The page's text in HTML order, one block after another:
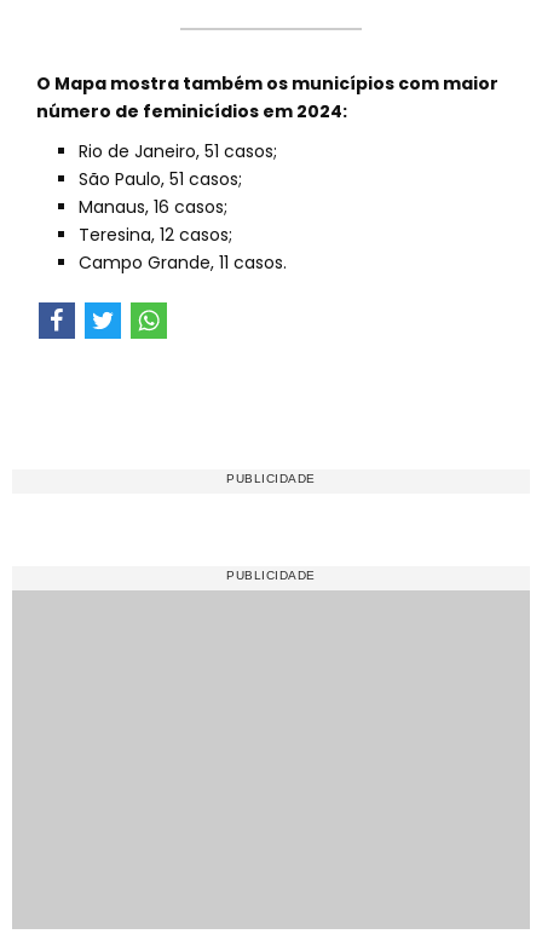
O Mapa mostra também os municípios com maior
número de feminicídios em 2024:
Rio de Janeiro, 51 casos;
São Paulo, 51 casos;
Manaus, 16 casos;
Teresina, 12 casos;
Campo Grande, 11 casos.